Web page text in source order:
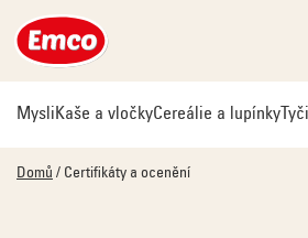
na
obsah
MysliKaše a vločkyCereálie a lupínky
Domů / Certifikáty a ocenění